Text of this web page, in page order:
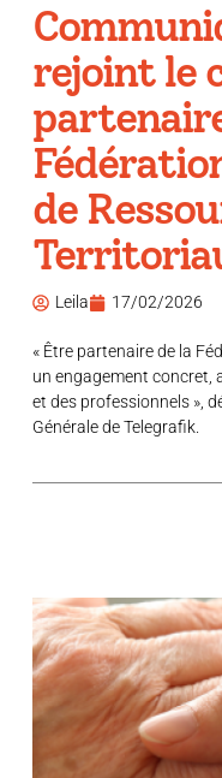
rejoint le
de
Leila 17/02/2026
« Être partenaire de la
un engagement concret,
et des professionnels »,
Générale de Telegrafik.